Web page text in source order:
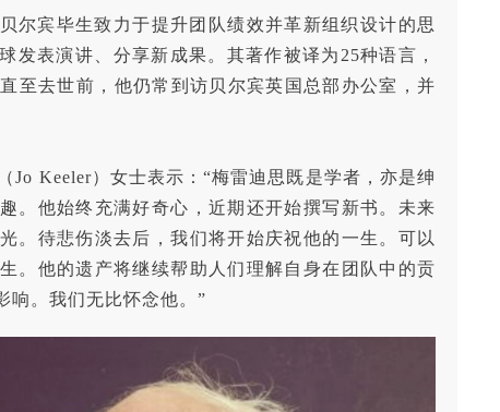
尔宾毕生致力于提升团队绩效并革新组织设计的思
发表演讲、分享新成果。其著作被译为25种语言，
至去世前，他仍常到访贝尔宾英国总部办公室，并
Jo Keeler）女士表示：“梅雷迪思既是学者，亦是绅
。他始终充满好奇心，近期还开始撰写新书。未来
。待悲伤淡去后，我们将开始庆祝他的一生。可以
。他的遗产将继续帮助人们理解自身在团队中的贡
响。我们无比怀念他。”